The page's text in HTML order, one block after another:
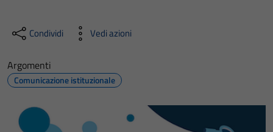
Condividi Vedi azioni
Argomenti
Comunicazione istituzionale